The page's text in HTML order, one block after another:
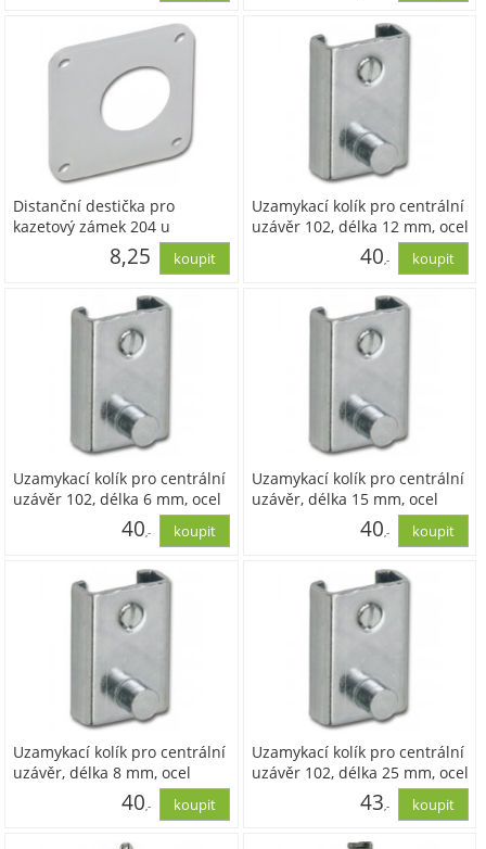
11,75
Distanční destička pro
kazetový zámek 204 u
tenkých dveří, plast
transparentní8,25
6,82
Uzamykací kolík pro centrální
uzávěr 102, délka 12 mm, ocel
40,-
33,12
Uzamykací kolík pro centrální
uzávěr 102, délka 6 mm, ocel
40,-
33,12
Uzamykací kolík pro centrální
uzávěr, délka 15 mm, ocel
40,-
33,12
Uzamykací kolík pro centrální
uzávěr, délka 8 mm, ocel
40,-
33,12
Uzamykací kolík pro centrální
uzávěr 102, délka 25 mm, ocel
43 ,-
35,47